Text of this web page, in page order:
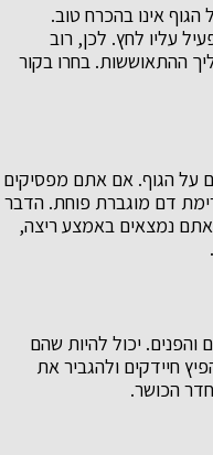
אינו בהכרח טוב.
עליו לחץ. לכן, רוב
ההתאוששות. בחרו בקור
על הגוף. אם אתם מפסיקים
דם מוגברת פוחת. הדבר
אתם נמצאים באמצע ריצה,
יכול להיות שהם
חיידקים ולהגביר את
הכושר.